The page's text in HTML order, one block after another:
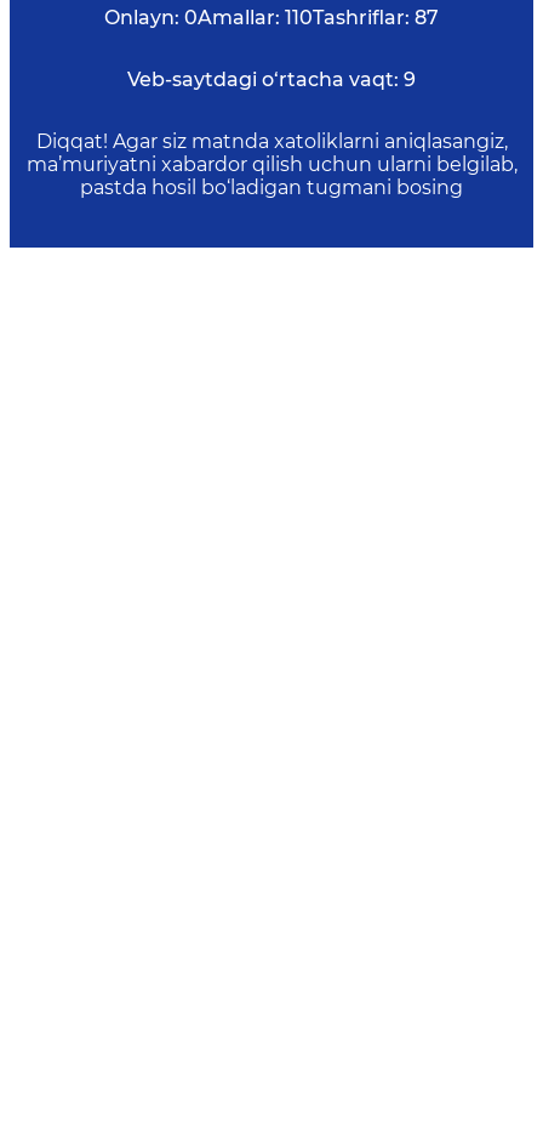
Onlayn: 0Amallar: 110Tashriflar: 87
Veb-saytdagi o‘rtacha vaqt: 9
Diqqat! Agar siz matnda xatoliklarni aniqlasangiz,
ma’muriyatni xabardor qilish uchun ularni belgilab,
pastda hosil bo‘ladigan tugmani bosing